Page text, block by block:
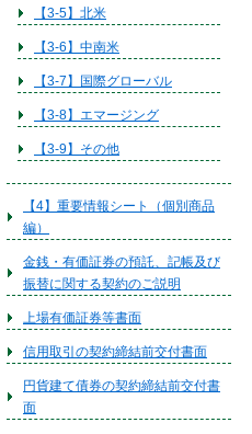
【3-5】北米
【3-6】中南米
【3-7】国際グローバル
【3-8】エマージング
【3-9】その他
【4】重要情報シート（個別商品
編）
金銭・有価証券の預託、記帳及び
振替に関する契約のご説明
上場有価証券等書面
信用取引の契約締結前交付書面
円貨建て債券の契約締結前交付書
面